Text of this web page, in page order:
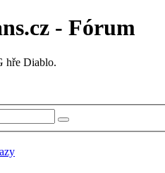
- Fórum
hře Diablo.